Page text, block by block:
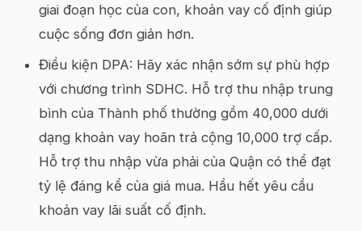
giai đoạn học của con, khoản vay cố định giúp
cuộc sống đơn giản hơn.
Điều kiện DPA: Hãy xác nhận sớm sự phù hợp
với chương trình SDHC. Hỗ trợ thu nhập trung
bình của Thành phố thường gồm 40,000 dưới
dạng khoản vay hoãn trả cộng 10,000 trợ cấp.
Hỗ trợ thu nhập vừa phải của Quận có thể đạt
tỷ lệ đáng kể của giá mua. Hầu hết yêu cầu
khoản vay lãi suất cố định.